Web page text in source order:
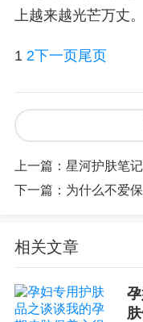
上越来越光芒万丈。
1 2下一页尾页
上一篇： 星河护肤笔记 教
下一篇： 为什么不爱保养的
相关文章